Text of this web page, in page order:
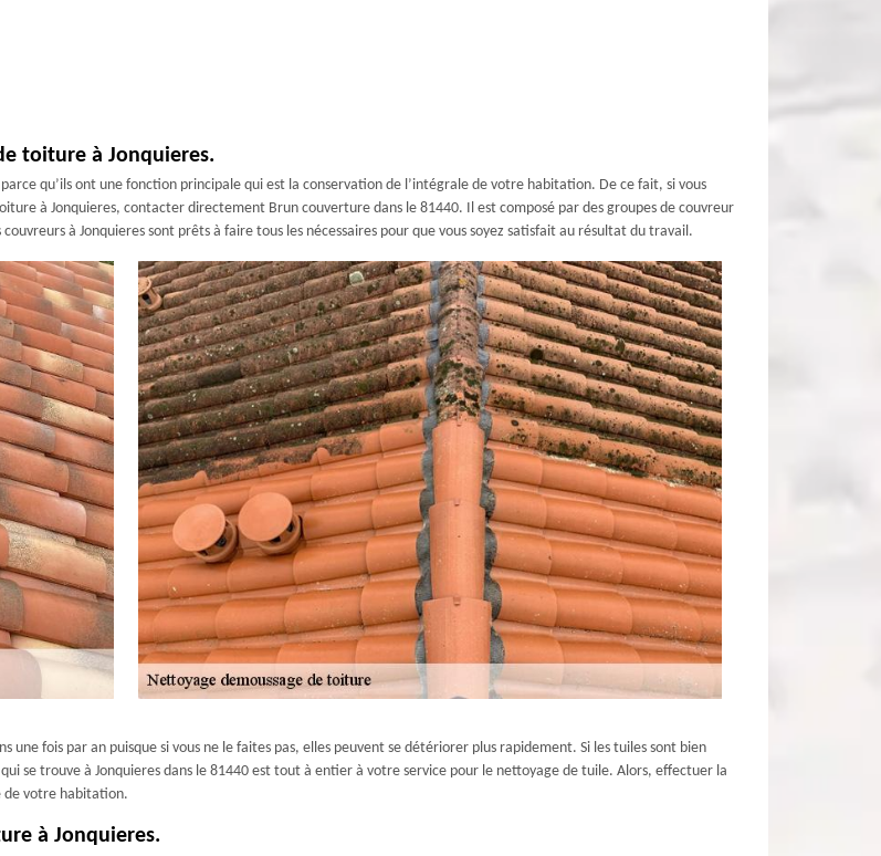
toiture à Jonquieres.
qu’ils ont une fonction principale qui est la conservation de l’intégrale de votre habitation. De ce fait, si vous
à Jonquieres, contacter directement Brun couverture dans le 81440. Il est composé par des groupes de couvreur
à Jonquieres sont prêts à faire tous les nécessaires pour que vous soyez satisfait au résultat du travail.
fois par an puisque si vous ne le faites pas, elles peuvent se détériorer plus rapidement. Si les tuiles sont bien
se trouve à Jonquieres dans le 81440 est tout à entier à votre service pour le nettoyage de tuile. Alors, effectuer la
de votre habitation.
à Jonquieres.